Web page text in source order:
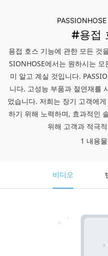
PASSIONHOSE
#용접
용접 호스 기능에 관한 모든 것
SIONHOSE에서는 원하시는
미 알고 계실 것입니다.
니다. 고성능 부품과 절연재를
었습니다. 저희는 장기 고객에
하기 위해 노력하며, 효과적인
위해 고객과 적극
1 내용물
비디오